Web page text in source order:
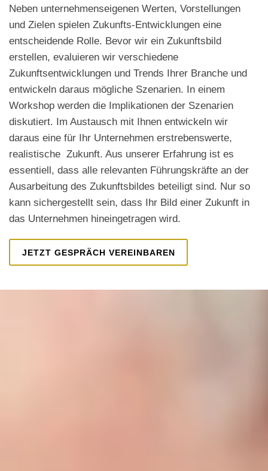
Neben unternehmenseigenen Werten, Vorstellungen
und Zielen spielen Zukunfts-Entwicklungen eine
entscheidende Rolle. Bevor wir ein Zukunftsbild
erstellen, evaluieren wir verschiedene
Zukunftsentwicklungen und Trends Ihrer Branche und
entwickeln daraus mögliche Szenarien. In einem
Workshop werden die Implikationen der Szenarien
diskutiert. Im Austausch mit Ihnen entwickeln wir
daraus eine für Ihr Unternehmen erstrebenswerte,
realistische Zukunft. Aus unserer Erfahrung ist es
essentiell, dass alle relevanten Führungskräfte an der
Ausarbeitung des Zukunftsbildes beteiligt sind. Nur so
kann sichergestellt sein, dass Ihr Bild einer Zukunft in
das Unternehmen hineingetragen wird.
JETZT GESPRÄCH VEREINBAREN